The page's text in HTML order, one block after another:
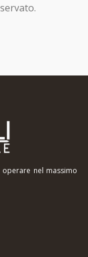
nel massimo